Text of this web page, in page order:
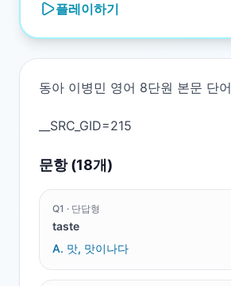
플레이하기
동아 이병민 영어 8단원 본문 단어
문항 (18개)
Q1 · 단답형
taste
A. 맛, 맛이나다